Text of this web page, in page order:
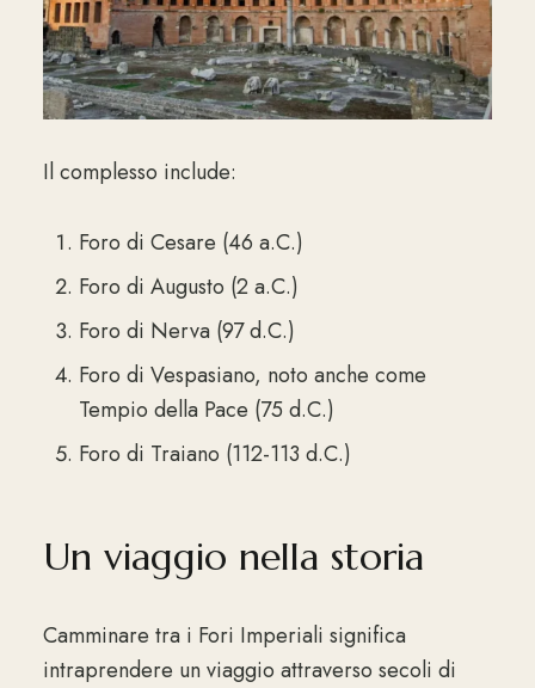
Il complesso include:
Foro di Cesare (46 a.C.)
Foro di Augusto (2 a.C.)
Foro di Nerva (97 d.C.)
Foro di Vespasiano, noto anche come
Tempio della Pace (75 d.C.)
Foro di Traiano (112-113 d.C.)
Un viaggio nella storia
Camminare tra i Fori Imperiali significa
intraprendere un viaggio attraverso secoli di